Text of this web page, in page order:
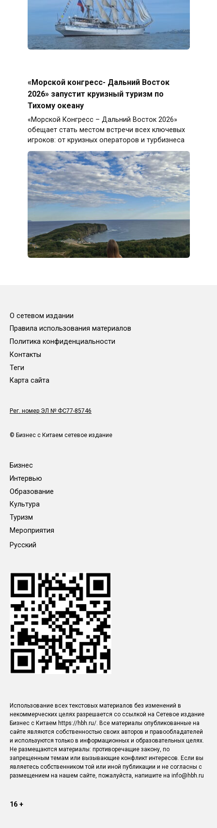
«Морской конгресс- Дальний Восток
2026» запустит круизный туризм по
Тихому океану
«Морской Конгресс – Дальний Восток 2026»
обещает стать местом встречи всех ключевых
игроков: от круизных операторов и турбизнеса
О сетевом издании
Правила использования материалов
Политика конфиденциальности
Контакты
Теги
Карта сайта
Рег. номер ЭЛ № ФС77-85746
© Бизнес с Китаем сетевое издание
Бизнес
Интервью
Образование
Культура
Туризм
Мероприятия
Русский
Использование всех текстовых материалов без изменений в
некоммерческих целях разрешается со ссылкой на Сетевое издание
Бизнес с Китаем https://hbh.ru/. Все материалы опубликованные на
сайте являются собственностью своих авторов и правообладателей
и используются только в информационных и образовательных целях.
Не размещаются материалы: противоречащие закону, по
запрещенным темам или вызывающие конфликт интересов. Если вы
являетесь собственником той или иной публикации и не согласны с
размещением на нашем сайте, пожалуйста, напишите на info@hbh.ru
16 +